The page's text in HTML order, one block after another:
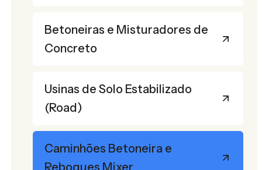
Betoneiras e Misturadores de
Concreto
Usinas de Solo Estabilizado
(Road)
Caminhões Betoneira e
Reboques Mixer